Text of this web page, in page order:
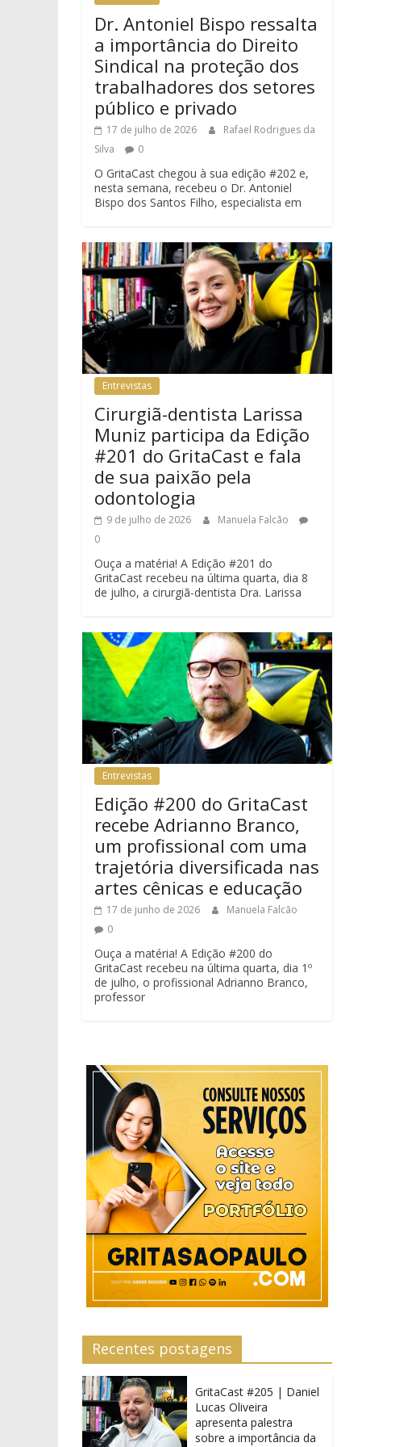
Dr. Antoniel Bispo ressalta
a importância do Direito
Sindical na proteção dos
trabalhadores dos setores
público e privado
17 de julho de 2026
Rafael Rodrigues da
Silva
0
O GritaCast chegou à sua edição #202 e,
nesta semana, recebeu o Dr. Antoniel
Bispo dos Santos Filho, especialista em
Entrevistas
Cirurgiã-dentista Larissa
Muniz participa da Edição
#201 do GritaCast e fala
de sua paixão pela
odontologia
9 de julho de 2026
Manuela Falcão
0
Ouça a matéria! A Edição #201 do
GritaCast recebeu na última quarta, dia 8
de julho, a cirurgiã-dentista Dra. Larissa
Entrevistas
Edição #200 do GritaCast
recebe Adrianno Branco,
um profissional com uma
trajetória diversificada nas
artes cênicas e educação
17 de junho de 2026
Manuela Falcão
0
Ouça a matéria! A Edição #200 do
GritaCast recebeu na última quarta, dia 1º
de julho, o profissional Adrianno Branco,
professor
Recentes postagens
GritaCast #205 | Daniel
Lucas Oliveira
apresenta palestra
sobre a importância da